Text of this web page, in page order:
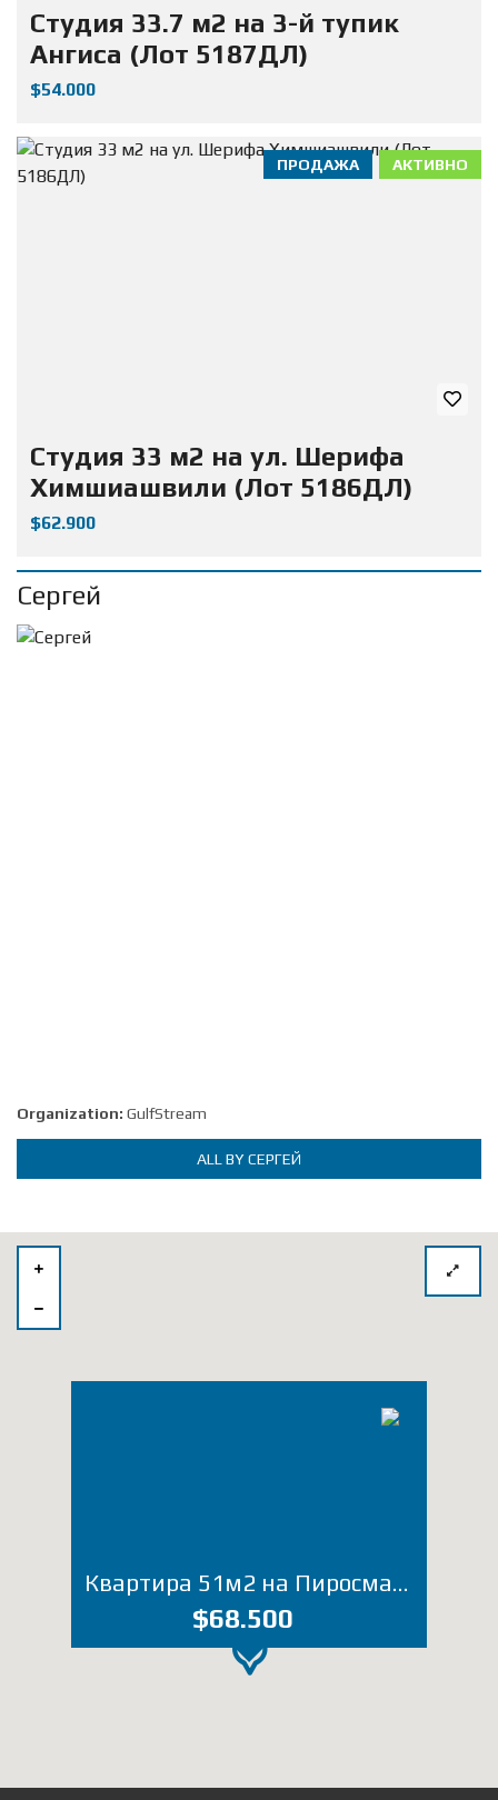
Студия 33.7 м2 на 3-й тупик
Ангиса (Лот 5187ДЛ)
$54.000
АКТИВНО
ПРОДАЖА
Студия 33 м2 на ул. Шерифа
Химшиашвили (Лот 5186ДЛ)
$62.900
Сергей
Organization: GulfStream
ALL BY СЕРГЕЙ
Квартира 51м2 на Пиросмани 16 (Лот 1989ТЖ)
$68.500